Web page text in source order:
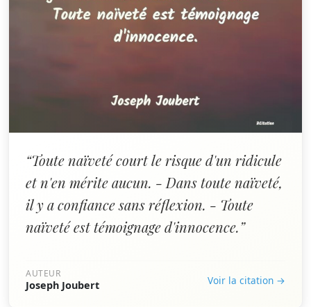
“Toute naïveté court le risque d'un ridicule
et n'en mérite aucun. - Dans toute naïveté,
il y a confiance sans réflexion. - Toute
naïveté est témoignage d'innocence.”
AUTEUR
Joseph Joubert Voir la citation →